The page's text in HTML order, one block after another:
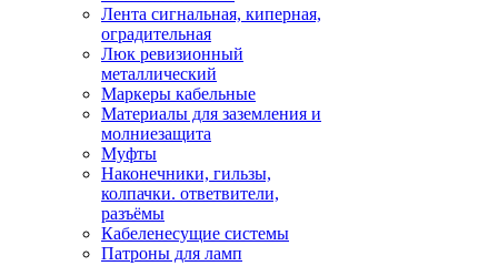
Лента сигнальная, киперная,
оградительная
Люк ревизионный
металлический
Маркеры кабельные
Материалы для заземления и
молниезащита
Муфты
Наконечники, гильзы,
колпачки. ответвители,
разъёмы
Кабеленесущие системы
Патроны для ламп